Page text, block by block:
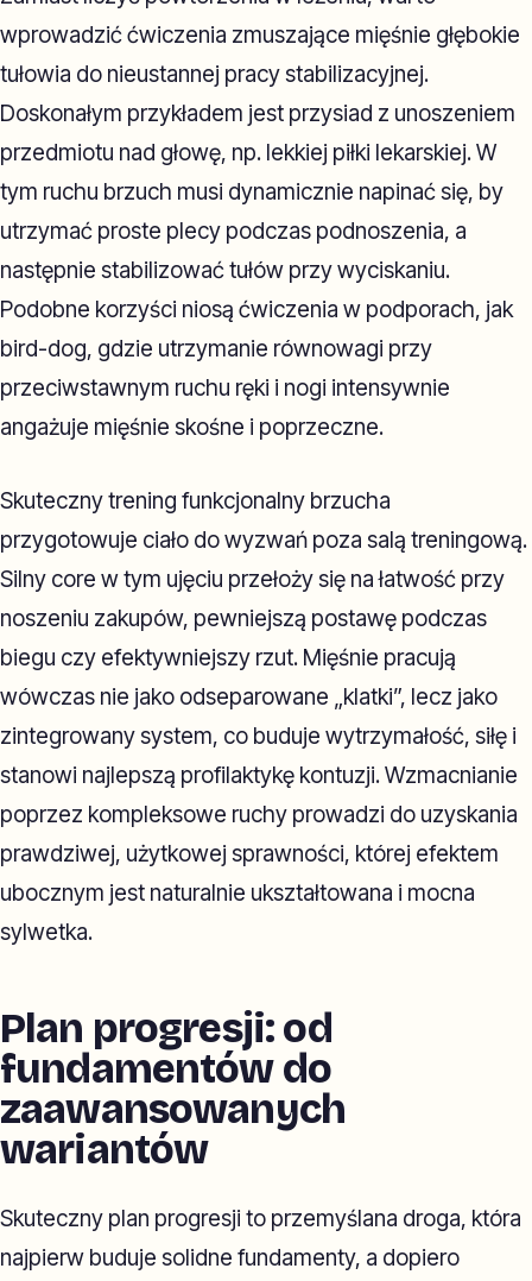
wprowadzić ćwiczenia zmuszające mięśnie głębokie
tułowia do nieustannej pracy stabilizacyjnej.
Doskonałym przykładem jest przysiad z unoszeniem
przedmiotu nad głowę, np. lekkiej piłki lekarskiej. W
tym ruchu brzuch musi dynamicznie napinać się, by
utrzymać proste plecy podczas podnoszenia, a
następnie stabilizować tułów przy wyciskaniu.
Podobne korzyści niosą ćwiczenia w podporach, jak
bird-dog, gdzie utrzymanie równowagi przy
przeciwstawnym ruchu ręki i nogi intensywnie
angażuje mięśnie skośne i poprzeczne.
Skuteczny trening funkcjonalny brzucha
przygotowuje ciało do wyzwań poza salą treningową.
Silny core w tym ujęciu przełoży się na łatwość przy
noszeniu zakupów, pewniejszą postawę podczas
biegu czy efektywniejszy rzut. Mięśnie pracują
wówczas nie jako odseparowane „klatki”, lecz jako
zintegrowany system, co buduje wytrzymałość, siłę i
stanowi najlepszą profilaktykę kontuzji. Wzmacnianie
poprzez kompleksowe ruchy prowadzi do uzyskania
prawdziwej, użytkowej sprawności, której efektem
ubocznym jest naturalnie ukształtowana i mocna
sylwetka.
Plan progresji: od
fundamentów do
zaawansowanych
wariantów
Skuteczny plan progresji to przemyślana droga, która
najpierw buduje solidne fundamenty, a dopiero